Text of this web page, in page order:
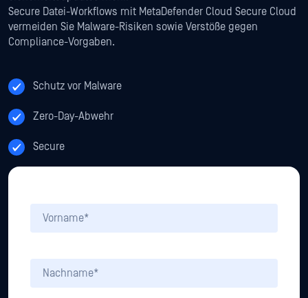
Secure Datei-Workflows mit MetaDefender Cloud Secure Cloud
vermeiden Sie Malware-Risiken sowie Verstöße gegen
Compliance-Vorgaben.
Schutz vor Malware
Zero-Day-Abwehr
Secure